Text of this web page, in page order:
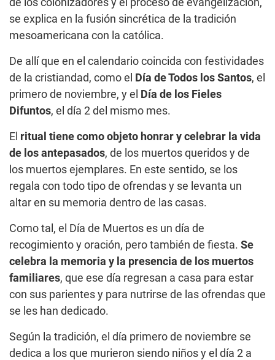
se explica en la fusión sincrética de la tradición
mesoamericana con la católica.
De allí que en el calendario coincida con festividades
de la cristiandad, como el Día de Todos los Santos, el
primero de noviembre, y el Día de los Fieles
Difuntos, el día 2 del mismo mes.
El ritual tiene como objeto honrar y celebrar la vida
de los antepasados, de los muertos queridos y de
los muertos ejemplares. En este sentido, se los
regala con todo tipo de ofrendas y se levanta un
altar en su memoria dentro de las casas.
Como tal, el Día de Muertos es un día de
recogimiento y oración, pero también de fiesta. Se
celebra la memoria y la presencia de los muertos
familiares, que ese día regresan a casa para estar
con sus parientes y para nutrirse de las ofrendas que
se les han dedicado.
Según la tradición, el día primero de noviembre se
dedica a los que murieron siendo niños y el día 2 a